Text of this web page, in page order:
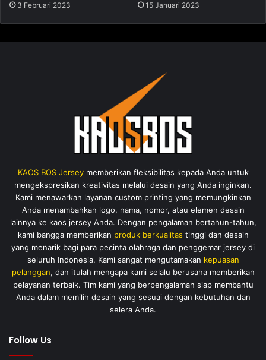
3 Februari 2023 15 Januari 2023
KAOS BOS Jerseymemberikan fleksibilitas kepada Anda untuk
mengekspresikan kreativitas melalui desain yang Anda inginkan.
Kami menawarkan layanan custom printing yang memungkinkan
Anda menambahkan logo, nama, nomor, atau elemen desain
lainnya ke kaos jersey Anda. Dengan pengalaman bertahun-tahun,
kami bangga memberikan produk berkualitas tinggi dan desain
yang menarik bagi para pecinta olahraga dan penggemar jersey di
seluruh Indonesia. Kami sangat mengutamakan kepuasan
pelanggan, dan itulah mengapa kami selalu berusaha memberikan
pelayanan terbaik. Tim kami yang berpengalaman siap membantu
Anda dalam memilih desain yang sesuai dengan kebutuhan dan
selera Anda.
Follow Us